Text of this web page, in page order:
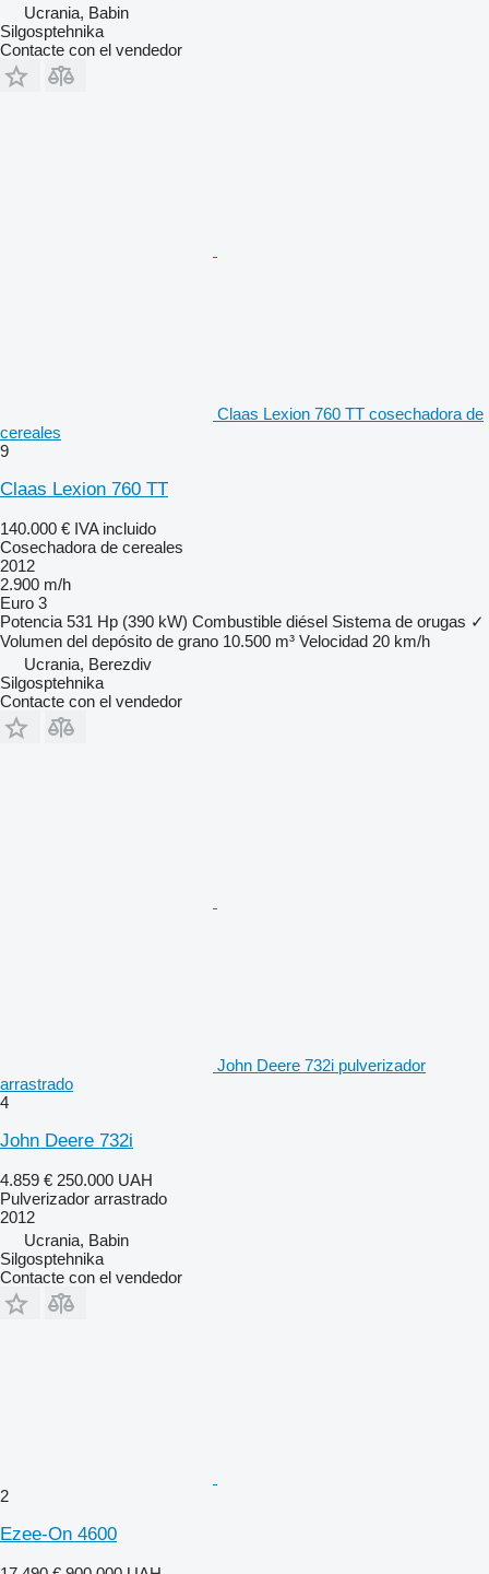
Ucrania, Babin
Silgosptehnika
Contacte con el vendedor
Claas Lexion 760 TT cosechadora de
cereales
9
Claas Lexion 760 TT
140.000 € IVA incluido
Cosechadora de cereales
2012
2.900 m/h
Euro 3
Potencia 531 Hp (390 kW) Combustible diésel Sistema de orugas ✓
Volumen del depósito de grano 10.500 m³ Velocidad 20 km/h
Ucrania, Berezdiv
Silgosptehnika
Contacte con el vendedor
John Deere 732i pulverizador
arrastrado
4
John Deere 732i
4.859 € 250.000 UAH
Pulverizador arrastrado
2012
Ucrania, Babin
Silgosptehnika
Contacte con el vendedor
2
Ezee-On 4600